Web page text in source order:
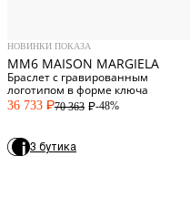
НОВИНКИ ПОКАЗА
MM6 MAISON MARGIELA
Браслет с гравированным
логотипом в форме ключа
36 733 P70 363 P-48%
3 бутика